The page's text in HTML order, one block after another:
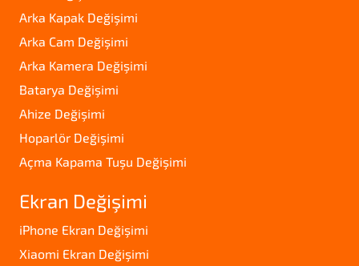
Arka Kapak Değişimi
Arka Cam Değişimi
Arka Kamera Değişimi
Batarya Değişimi
Ahize Değişimi
Hoparlör Değişimi
Açma Kapama Tuşu Değişimi
Ekran Değişimi
iPhone Ekran Değişimi
Xiaomi Ekran Değişimi